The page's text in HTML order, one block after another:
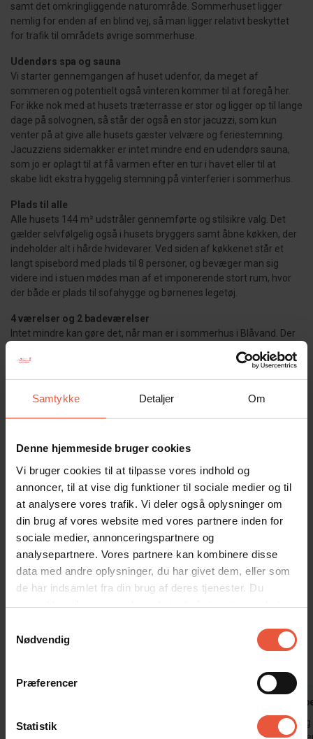
Samtykke Detaljer Om
Denne hjemmeside bruger cookies
Vi bruger cookies til at tilpasse vores indhold og
annoncer, til at vise dig funktioner til sociale medier og til
at analysere vores trafik. Vi deler også oplysninger om
din brug af vores website med vores partnere inden for
sociale medier, annonceringspartnere og
analysepartnere. Vores partnere kan kombinere disse
data med andre oplysninger, du har givet dem, eller som
de har indsamlet fra din brug af deres tjenester. Du
samtykker til vores cookies, hvis du fortsætter med at
Nødvendig
Præferencer
Statistik
samt det omkringliggende naturområde. Sommerhuset ligger
nemlig for enden af en blind vej, så man ligger relativt beskyttet
for trafik til områdets øvrige sommerhuse.
Udendørs spa og sauna
Vi starter gennemgangen af huset udenfor, da meget af
sommeren og potentielt også vinteren kommer til at foregå her.
For ikke nok med at husets træterrasse er stor og ligger op til lange
dage på solvognen, så står der også en stor jacuzzi, som kun
venter på at give alle husets gæster velvære og feriestemning.
Jacuzziens sidemakker er intet mindre end en udendørs sauna,
som jo er oplagt til at få varmen efter en tur i havet eller til at
skabe lidt ekstra hyggelig stemning på vinterferier i sommerhus.
Plads til alle
Alle husets 144 m² udstråler gennemførte og stilsikre valg. Det
gælder selvfølgelig også i husets bryggers samt åbne køkken, der
indeholder alt i hårde hvidevarer. Ved siden af køkkenet står et
langt spisebord med plads til 8 personer, og bevæger man sig
videre ind i stuen mødes man af et imponerende stort rum, hvor
der både er plads til sofahygge og børnenes legetøj.
4 værelser og 2 badeværelser
Intet mindre kan gøre det, når man er i sommerhus i Blåvand. Der
Tre af soveværelserne har dobbeltsenge, og det sidste værelse
har to enkeltsenge, som er perfekt til børn og unge mennesker.
materialer og bruser i begge rum.
Sommerhuset på Solhaven 24 ligger i et dejligt naturskønt
klitlandskabet. Når man alligevel er ude at gå, kan kursen evt.
sættes mod Blåvand Zoo. Den ligger nemlig kun 900 m fra
sommerhuset, og det er derfor dejligt nemt at komme afsted på
tur. Faktisk ligger det anerkendte museum Tirpitz også lige i
nærheden, så aktiviteter er der nok af i området.
Sommerhuset er røgfrit, og ungdomsgrupper er ikke tilladt.
Hus
Smukt hus
Birgit
Et smukt